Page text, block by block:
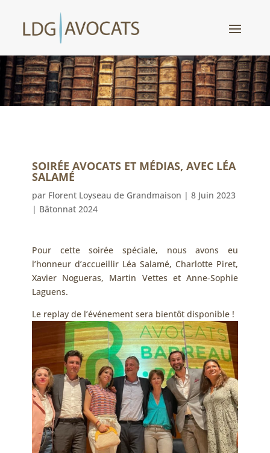
SOIRÉE AVOCATS ET MÉDIAS, AVEC LÉA
SALAMÉ
par Florent Loyseau de Grandmaison | 8 Juin 2023
| Bâtonnat 2024
Pour cette soirée spéciale, nous avons eu
l’honneur d’accueillir Léa Salamé, Charlotte Piret,
Xavier Nogueras, Martin Vettes et Anne-Sophie
Laguens.
Le replay de l’événement sera bientôt disponible !